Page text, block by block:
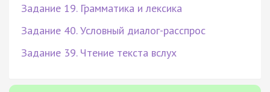
Задание 19. Грамматика и лексика
Задание 40. Условный диалог-расспрос
Задание 39. Чтение текста вслух